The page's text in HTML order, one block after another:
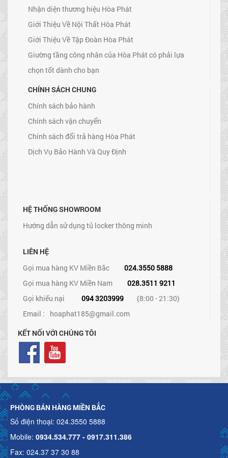
Nhận diện thương hiệu Hòa Phát
Giới Thiệu Về Nội Thất Hòa Phát
Giới Thiệu Về Tập Đoàn Hòa Phát
Giường tầng công nhân của Hòa Phát có phải lựa
chọn tốt dành cho bạn
CHÍNH SÁCH CHUNG
Chính sách bảo hành
Chính sách vận chuyển
Chính sách đổi trả hàng Hòa Phát
Dịch Vụ Bảo Hành Và Quy Định
HỆ THỐNG SHOWROOM
Hướng dẫn sử dụng tủ locker thông minh
LIÊN HỆ
Gọi mua hàng KV Miền Bắc
024.3550 5888
Gọi mua hàng KV Miền Nam
028.3511 9211
Gọi khiếu nại
094 3203999
(8:00 - 21:30)
Email : hoaphat185@gmail.com
KẾT NỐI VỚI CHÚNG TÔI
PHÒNG BÁN HÀNG MIỀN BẮC
Số điện thoại: 024.3550 5888
Mobile: 0934.534.777 - 0917.311.386
Fax: 024.37 37 30 88